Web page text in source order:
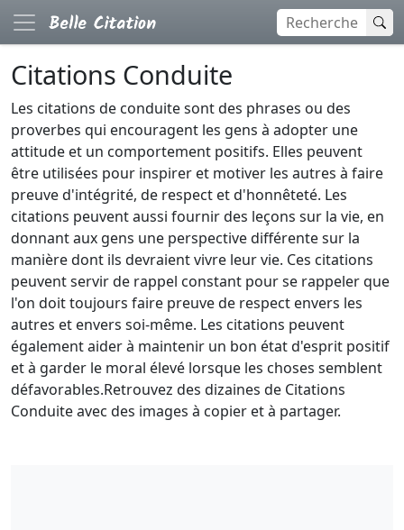
Citations Conduite
Les citations de conduite sont des phrases ou des
proverbes qui encouragent les gens à adopter une
attitude et un comportement positifs. Elles peuvent
être utilisées pour inspirer et motiver les autres à faire
preuve d'intégrité, de respect et d'honnêteté. Les
citations peuvent aussi fournir des leçons sur la vie, en
donnant aux gens une perspective différente sur la
manière dont ils devraient vivre leur vie. Ces citations
peuvent servir de rappel constant pour se rappeler que
l'on doit toujours faire preuve de respect envers les
autres et envers soi-même. Les citations peuvent
également aider à maintenir un bon état d'esprit positif
et à garder le moral élevé lorsque les choses semblent
défavorables.Retrouvez des dizaines de Citations
Conduite avec des images à copier et à partager.